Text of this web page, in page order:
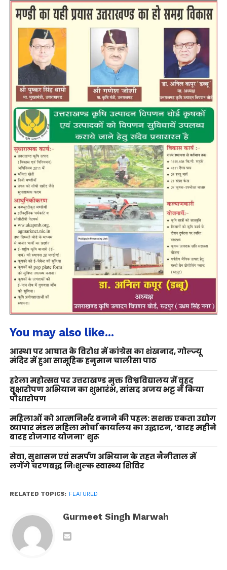
You may also like...
आस्था पर आघात के विरोध में कांग्रेस का शंखनाद, गोल्ज्यू
मंदिर में हुआ सामूहिक हनुमान चालीसा पाठ
हरेला महोत्सव पर उत्तराखण्ड मुक्त विश्वविद्यालय में वृहद
वृक्षारोपण अभियान का शुभारंभ, सांसद अजय भट्ट ने किया
पौधारोपण
महिलाओं को आत्मनिर्भर बनाने की पहल: सशक्त एकता उद्योग
व्यापार मंडल महिला मोर्चा कार्यालय का उद्घाटन, ‘बारह महीने
बारह रोजगार योजना’ शुरू
सेवा, सुशासन एवं समर्पण अभियान के तहत नैनीताल में
लगेंगे चरणबद्ध निःशुल्क स्वास्थ्य शिविर
RELATED TOPICS: FEATURED
Gurmeet Singh Marwah